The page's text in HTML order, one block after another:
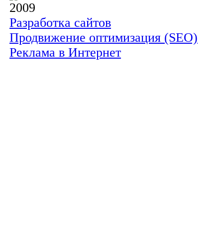
2009
Разработка сайтов
Продвижение оптимизация (SEO)
Реклама в Интернет